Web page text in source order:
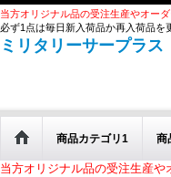
当方オリジナル品の受注生産やオー
必ず1点は毎日新入荷品か再入荷品を
ミリタリーサープラ
商品カテゴリ1 商
当方オリジナル品の受注生産や